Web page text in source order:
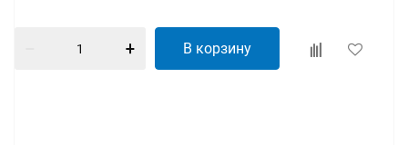
В корзину